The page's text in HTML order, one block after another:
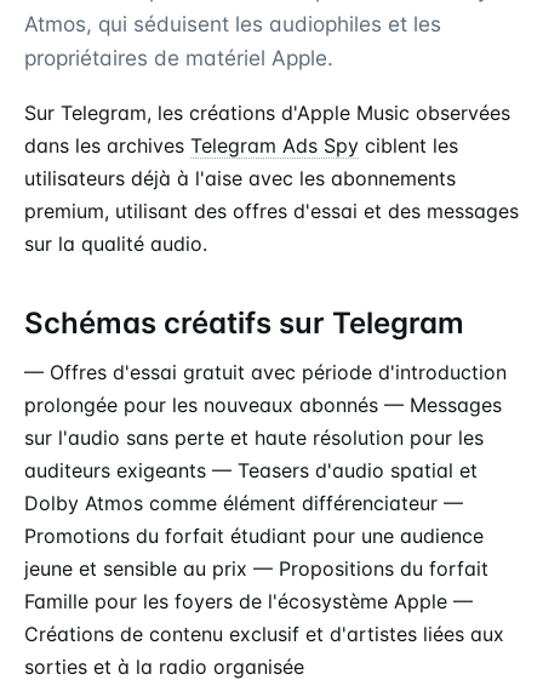
Atmos, qui séduisent les audiophiles et les
propriétaires de matériel Apple.
Sur Telegram, les créations d'Apple Music observées
dans les archives Telegram Ads Spy ciblent les
utilisateurs déjà à l'aise avec les abonnements
premium, utilisant des offres d'essai et des messages
sur la qualité audio.
Schémas créatifs sur Telegram
— Offres d'essai gratuit avec période d'introduction
prolongée pour les nouveaux abonnés — Messages
sur l'audio sans perte et haute résolution pour les
auditeurs exigeants — Teasers d'audio spatial et
Dolby Atmos comme élément différenciateur —
Promotions du forfait étudiant pour une audience
jeune et sensible au prix — Propositions du forfait
Famille pour les foyers de l'écosystème Apple —
Créations de contenu exclusif et d'artistes liées aux
sorties et à la radio organisée